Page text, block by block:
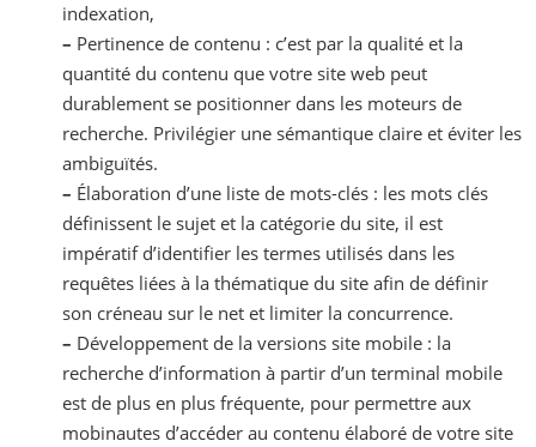
indexation,
– Pertinence de contenu : c’est par la qualité et la
quantité du contenu que votre site web peut
durablement se positionner dans les moteurs de
recherche. Privilégier une sémantique claire et éviter les
ambiguïtés.
– Élaboration d’une liste de mots-clés : les mots clés
définissent le sujet et la catégorie du site, il est
impératif d’identifier les termes utilisés dans les
requêtes liées à la thématique du site afin de définir
son créneau sur le net et limiter la concurrence.
– Développement de la versions site mobile : la
recherche d’information à partir d’un terminal mobile
est de plus en plus fréquente, pour permettre aux
mobinautes d’accéder au contenu élaboré de votre site